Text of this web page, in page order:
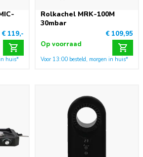
€ 119,-
huis*
Rolkachel MRK-100M
30mbar
€ 109,95
Op voorraad
Voor 13:00 besteld, morgen in huis*